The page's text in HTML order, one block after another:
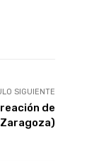
SIGUIENTE
de